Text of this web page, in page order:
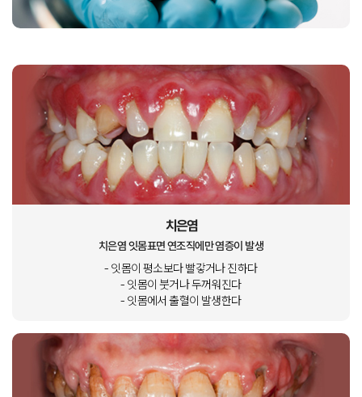
치은염
치은염 잇몸표면 연조직에만 염증이 발생
- 잇몸이 평소보다 빨갛거나 진하다
- 잇몸이 붓거나 두꺼워진다
- 잇몸에서 출혈이 발생한다